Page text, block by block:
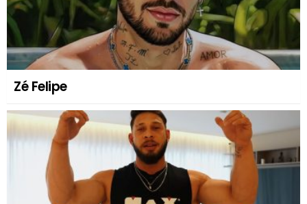
Zé Felipe